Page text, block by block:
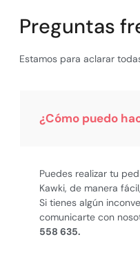
Preguntas
Estamos para aclarar
¿Cómo puedo
Puedes realizar tu
Kawki, de manera
Si tienes algún
comunicarte con
558 635.